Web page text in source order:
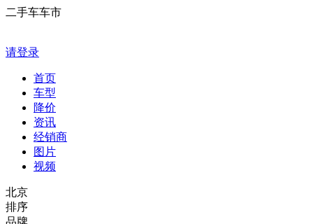
二手车车市
请登录
首页
车型
降价
资讯
经销商
图片
视频
北京
排序
品牌